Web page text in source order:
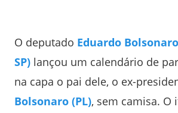
O deputado Eduardo
SP) lançou um calendário de
na capa o pai dele, o ex-
Bolsonaro (PL), sem camisa. O